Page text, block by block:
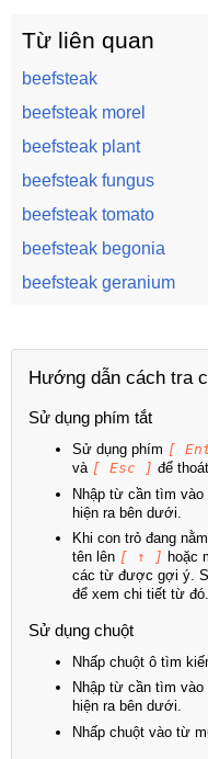
Từ liên quan
beefsteak
beefsteak morel
beefsteak plant
beefsteak fungus
beefsteak tomato
beefsteak begonia
beefsteak geranium
Hướng dẫn cách tra
Sử dụng phím tắt
Sử dụng phím [
và [ Esc ] để
Nhập từ cần tìm
hiện ra bên dưới.
Khi con trỏ đang
tên lên [ ↑ ] hoặc
các từ được gợi ý.
để xem chi tiết từ đó.
Sử dụng chuột
Nhấp chuột ô tìm
Nhập từ cần tìm
hiện ra bên dưới.
Nhấp chuột vào từ